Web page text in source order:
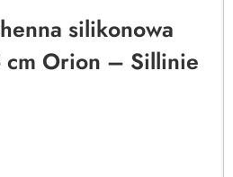
silikonowa
cm Orion – Sillinie